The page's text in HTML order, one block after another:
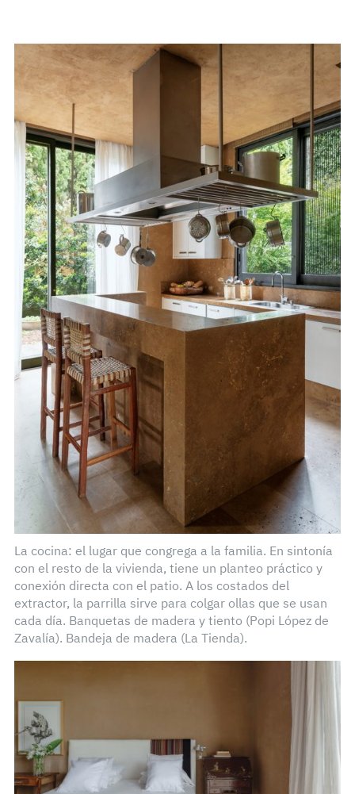
La cocina: el lugar que congrega a la familia. En sintonía
con el resto de la vivienda, tiene un planteo práctico y
conexión directa con el patio. A los costados del
extractor, la parrilla sirve para colgar ollas que se usan
cada día. Banquetas de madera y tiento (Popi López de
Zavalía). Bandeja de madera (La Tienda).